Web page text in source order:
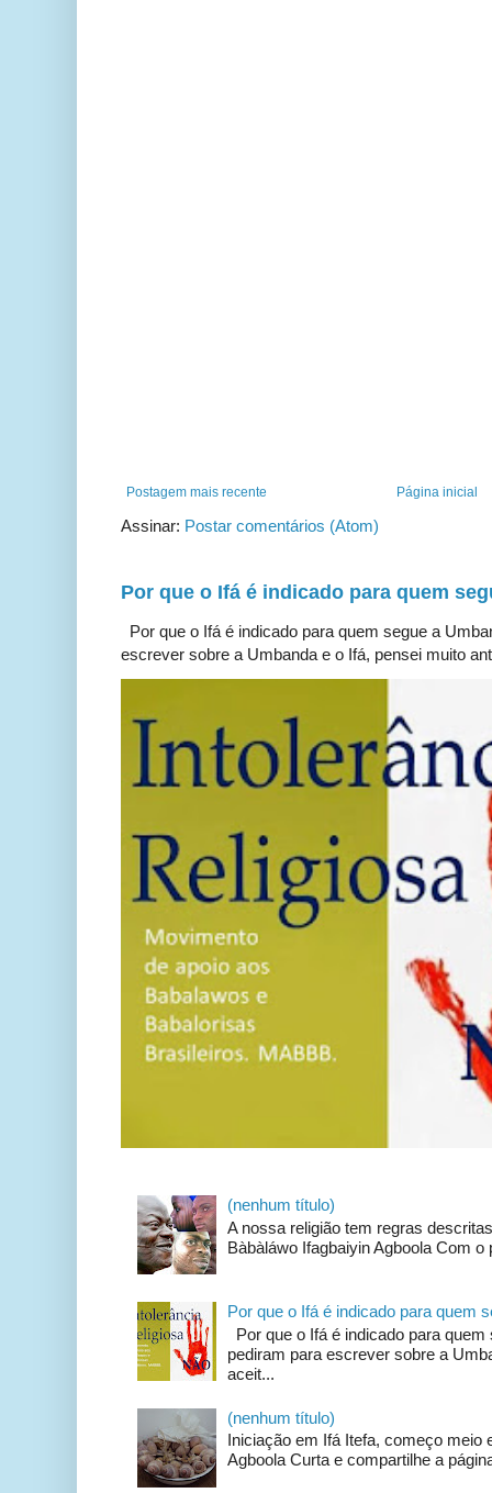
Postagem mais recente Página inicial
Assinar: Postar comentários (Atom)
Por que o Ifá é indicado para quem
Por que o Ifá é indicado para quem segue a
escrever sobre a Umbanda e o Ifá, pensei muito
(nenhum título)
A nossa religião tem regras
Bàbàláwo Ifagbaiyin Agboola Com
Por que o Ifá é indicado para quem
Por que o Ifá é indicado para
pediram para escrever sobre a
aceit...
(nenhum título)
Iniciação em Ifá Itefa, começo meio
Agboola Curta e compartilhe a